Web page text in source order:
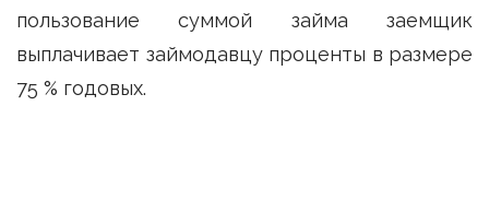
пользование суммой займа заемщик
выплачивает займодавцу проценты в размере
75 % годовых.